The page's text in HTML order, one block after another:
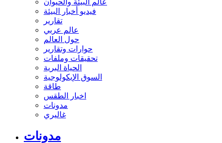
عالم البيئة والحيوان
فيديو أخبار البيئة
تقارير
عالم عربي
حول العالم
حوارات وتقارير
تحقيقات وملفات
الحياة البرية
السوق الإيكولوجية
طاقة
اخبار الطقس
مدونات
غاليري
مدونات